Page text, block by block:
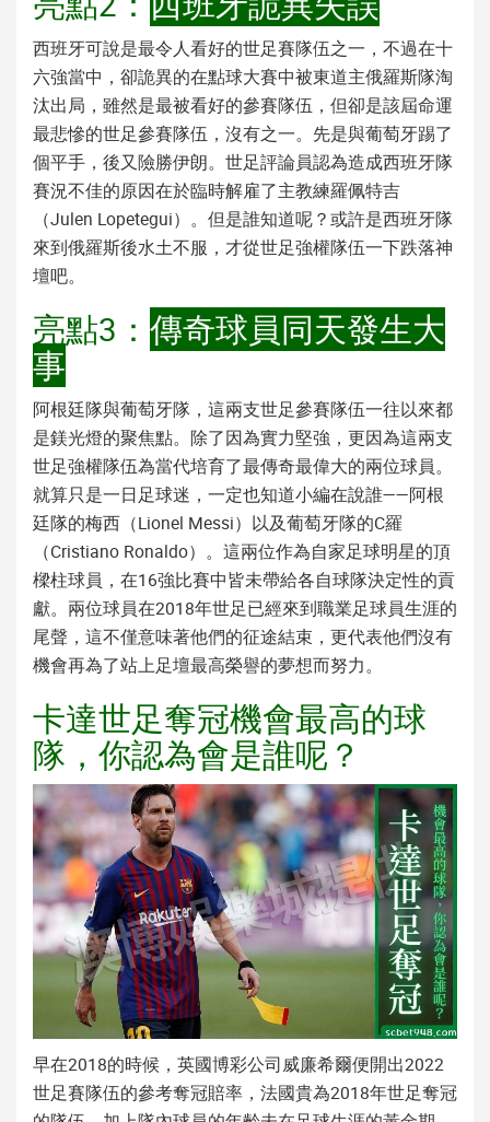
西班牙可說是最令人看好的世足賽隊伍之一，不過在十
六強當中，卻詭異的在點球大賽中被東道主俄羅斯隊淘
汰出局，雖然是最被看好的參賽隊伍，但卻是該屆命運
最悲慘的世足參賽隊伍，沒有之一。先是與葡萄牙踢了
個平手，後又險勝伊朗。世足評論員認為造成西班牙隊
賽況不佳的原因在於臨時解雇了主教練羅佩特吉
（Julen Lopetegui）。但是誰知道呢？或許是西班牙隊
來到俄羅斯後水土不服，才從世足強權隊伍一下跌落神
壇吧。
亮點3： 傳奇球員同天發生大
事
阿根廷隊與葡萄牙隊，這兩支世足參賽隊伍一往以來都
是鎂光燈的聚焦點。除了因為實力堅強，更因為這兩支
世足強權隊伍為當代培育了最傳奇最偉大的兩位球員。
就算只是一日足球迷，一定也知道小編在說誰——阿根
廷隊的梅西（Lionel Messi）以及葡萄牙隊的C羅
（Cristiano Ronaldo）。這兩位作為自家足球明星的頂
樑柱球員，在16強比賽中皆未帶給各自球隊決定性的貢
獻。兩位球員在2018年世足已經來到職業足球員生涯的
尾聲，這不僅意味著他們的征途結束，更代表他們沒有
機會再為了站上足壇最高榮譽的夢想而努力。
卡達世足奪冠機會最高的球
隊，你認為會是誰呢？
早在2018的時候，英國博彩公司威廉希爾便開出2022
世足賽隊伍的參考奪冠賠率，法國貴為2018年世足奪冠